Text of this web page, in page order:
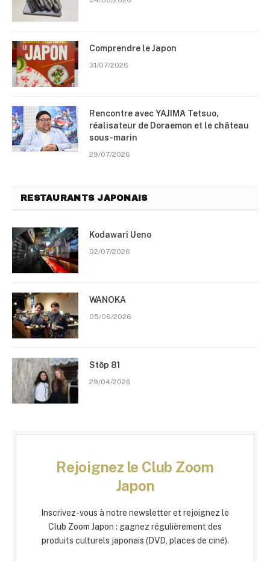
Comprendre le Japon
31/07/2026
Rencontre avec YAJIMA Tetsuo,
réalisateur de Doraemon et le château
sous-marin
29/07/2026
RESTAURANTS JAPONAIS
Kodawari Ueno
02/07/2026
WANOKA
05/06/2026
Stōp 81
29/04/2026
Rejoignez le Club Zoom
Japon
Inscrivez-vous à notre newsletter et rejoignez le
Club Zoom Japon : gagnez régulièrement des
produits culturels japonais (DVD, places de ciné).